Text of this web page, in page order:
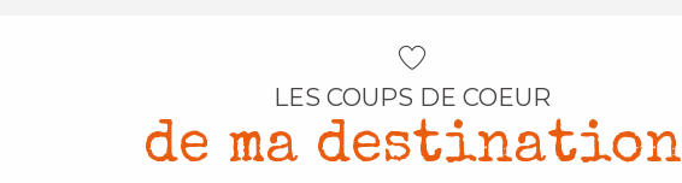
LES COUPS DE COEUR
de ma destination